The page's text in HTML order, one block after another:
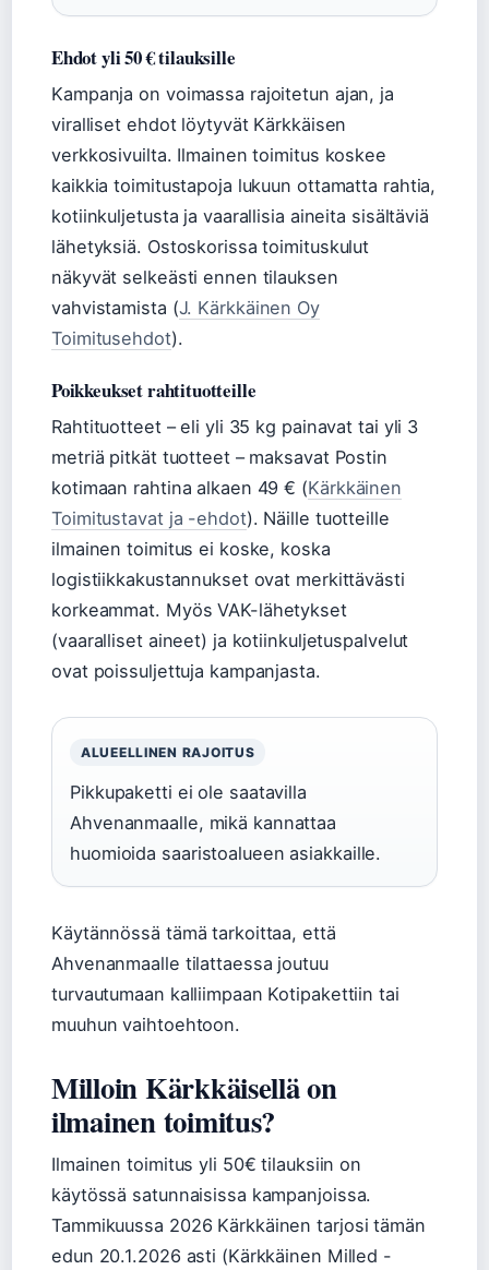
Ehdot yli 50 € tilauksille
Kampanja on voimassa rajoitetun ajan, ja
viralliset ehdot löytyvät Kärkkäisen
verkkosivuilta. Ilmainen toimitus koskee
kaikkia toimitustapoja lukuun ottamatta rahtia,
kotiinkuljetusta ja vaarallisia aineita sisältäviä
lähetyksiä. Ostoskorissa toimituskulut
näkyvät selkeästi ennen tilauksen
vahvistamista (J. Kärkkäinen Oy
Toimitusehdot).
Poikkeukset rahtituotteille
Rahtituotteet – eli yli 35 kg painavat tai yli 3
metriä pitkät tuotteet – maksavat Postin
kotimaan rahtina alkaen 49 € (Kärkkäinen
Toimitustavat ja -ehdot). Näille tuotteille
ilmainen toimitus ei koske, koska
logistiikkakustannukset ovat merkittävästi
korkeammat. Myös VAK-lähetykset
(vaaralliset aineet) ja kotiinkuljetuspalvelut
ovat poissuljettuja kampanjasta.
ALUEELLINEN RAJOITUS
Pikkupaketti ei ole saatavilla
Ahvenanmaalle, mikä kannattaa
huomioida saaristoalueen asiakkaille.
Käytännössä tämä tarkoittaa, että
Ahvenanmaalle tilattaessa joutuu
turvautumaan kalliimpaan Kotipakettiin tai
muuhun vaihtoehtoon.
Milloin Kärkkäisellä on
ilmainen toimitus?
Ilmainen toimitus yli 50€ tilauksiin on
käytössä satunnaisissa kampanjoissa.
Tammikuussa 2026 Kärkkäinen tarjosi tämän
edun 20.1.2026 asti (Kärkkäinen Milled -